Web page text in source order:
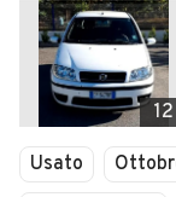
Moto
Camper
Veicoli
Concessionari
12
Usato